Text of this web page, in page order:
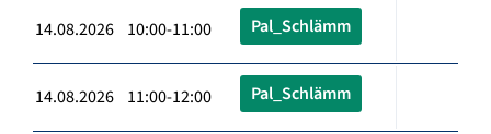
14.08.2026 10:00-11:00 Pal_Schlämm
14.08.2026 11:00-12:00 Pal_Schlämm